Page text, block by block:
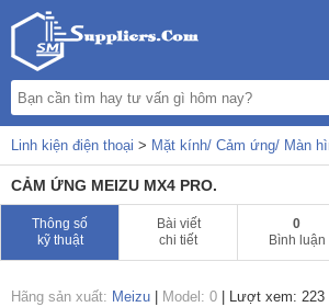
Linh kiện điện thoại > Mặt kính/ Cảm ứng/ Màn
CẢM ỨNG MEIZU MX4 PRO.
Thông số
kỹ thuật
Bài viết
chi tiết
0
Bình luận
Hãng sản xuất: Meizu Model: 0 Lượt xem: 223